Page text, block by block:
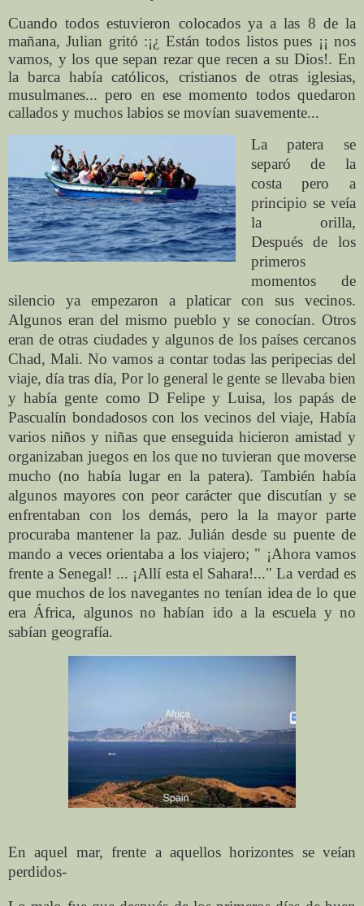
Cuando todos estuvieron colocados ya a las 8 de la
mañana, Julian gritó :¡¿ Están todos listos pues ¡¡ nos
vamos, y los que sepan rezar que recen a su Dios!. En
la barca había católicos, cristianos de otras iglesias,
musulmanes... pero en ese momento todos quedaron
callados y muchos labios se movían suavemente...
La patera se
separó de la
costa pero a
principio se veía
la orilla,
Después de los
primeros
momentos de
silencio ya empezaron a platicar con sus vecinos.
Algunos eran del mismo pueblo y se conocían. Otros
eran de otras ciudades y algunos de los países cercanos
Chad, Mali. No vamos a contar todas las peripecias del
viaje, día tras día, Por lo general le gente se llevaba bien
y había gente como D Felipe y Luisa, los papás de
Pascualín bondadosos con los vecinos del viaje, Había
varios niños y niñas que enseguida hicieron amistad y
organizaban juegos en los que no tuvieran que moverse
mucho (no había lugar en la patera). También había
algunos mayores con peor carácter que discutían y se
enfrentaban con los demás, pero la la mayor parte
procuraba mantener la paz. Julián desde su puente de
mando a veces orientaba a los viajero; " ¡Ahora vamos
frente a Senegal! ... ¡Allí esta el Sahara!..." La verdad es
que muchos de los navegantes no tenían idea de lo que
era África, algunos no habían ido a la escuela y no
sabían geografía.
En aquel mar, frente a aquellos horizontes se veían
perdidos-